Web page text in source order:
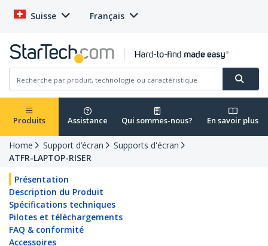
Suisse Français
Produits Assistance Qui sommes-nous? En savoir plus
Home Support d’écran
Supports d'écran
ATFR-LAPTOP-RISER
Présentation
Description du Produit
Spécifications techniques
Pilotes et téléchargements
FAQ & conformité
Accessoires